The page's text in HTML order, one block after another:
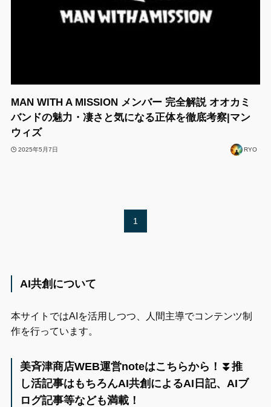
MAN WITH A MISSION メンバー 完全解説 オオカミ
バンドの魅力・凄さと気になる正体を徹底考察|マン
ウィズ
2025年5月7日 RYO
1
AI共創について
本サイトではAIを活用しつつ、人間主導でコンテンツ制
作を行っています。
美斉津商店WEB運営noteはこちらから！⏬️推
し活記事はもちろんAI共創によるAI日記、AIブ
ログ記事等なども満載！